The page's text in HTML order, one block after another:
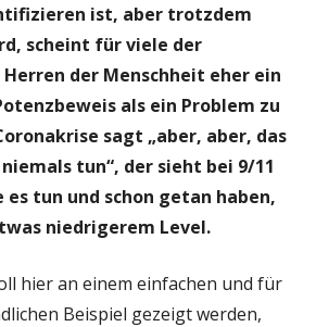
ist, aber trotzdem
scheint für viele der
der Menschheit eher ein
als ein Problem zu
sagt „aber, aber, das
tun“, der sieht bei 9/11
es tun und schon getan haben,
niedrigerem Level.
hier an einem einfachen und für
Beispiel gezeigt werden,